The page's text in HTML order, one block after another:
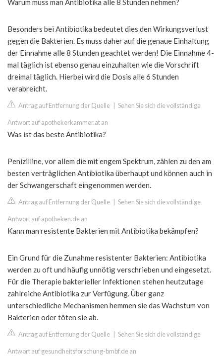
Warum muss man Antibiotika alle 8 Stunden nehmen?
Besonders bei Antibiotika bedeutet dies den Wirkungsverlust
gegen die Bakterien. Es muss daher auf die genaue Einhaltung
der Einnahme alle 8 Stunden geachtet werden! Die Einnahme 4-
mal täglich ist ebenso genau einzuhalten wie die Vorschrift
dreimal täglich. Hierbei wird die Dosis alle 6 Stunden
verabreicht.
Antrag auf Entfernung der Quelle Sehen Sie sich die vollständige
Antwort auf apothekerkammer.at an
Was ist das beste Antibiotika?
Penizilline, vor allem die mit engem Spektrum, zählen zu den am
besten verträglichen Antibiotika überhaupt und können auch in
der Schwangerschaft eingenommen werden.
Antrag auf Entfernung der Quelle Sehen Sie sich die vollständige
Antwort auf apotheken.de an
Kann man resistente Bakterien mit Antibiotika bekämpfen?
Ein Grund für die Zunahme resistenter Bakterien: Antibiotika
werden zu oft und häufig unnötig verschrieben und eingesetzt.
Für die Therapie bakterieller Infektionen stehen heutzutage
zahlreiche Antibiotika zur Verfügung. Über ganz
unterschiedliche Mechanismen hemmen sie das Wachstum von
Bakterien oder töten sie ab.
Antrag auf Entfernung der Quelle Sehen Sie sich die vollständige
Antwort auf gesundheitsforschung-bmbf.de an